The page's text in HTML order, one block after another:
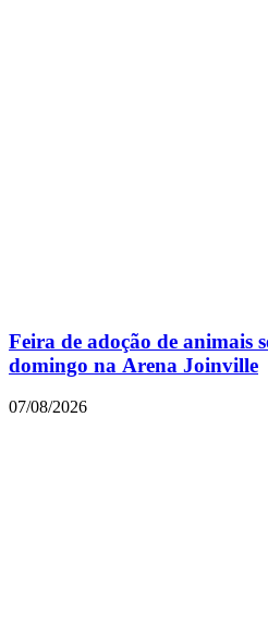
Feira de adoção de animais
domingo na Arena Joinville
07/08/2026